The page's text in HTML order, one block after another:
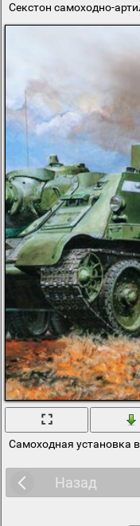
Секстон самоходно-
Самоходная установка
Назад